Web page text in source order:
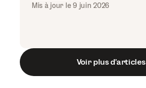
Mis à jour le 9 juin 2026
Voir plus d’articles